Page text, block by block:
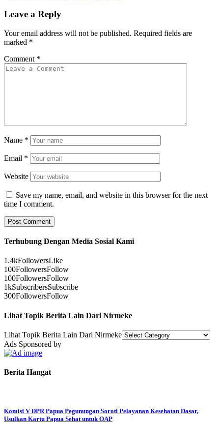
Leave a Reply
Your email address will not be published. Required fields are
marked *
Comment *
Name *
Email *
Website
Save my name, email, and website in this browser for the next
time I comment.
Terhubung Dengan Media Sosial Kami
1.4kFollowersLike
100FollowersFollow
100FollowersFollow
1kSubscribersSubscribe
300FollowersFollow
Lihat Topik Berita Lain Dari Nirmeke
Lihat Topik Berita Lain Dari Nirmeke
Ads Sponsored by
Berita Hangat
Komisi V DPR Papua Pegunungan Soroti Pelayanan Kesehatan Dasar,
Usulkan Kartu Papua Sehat untuk OAP